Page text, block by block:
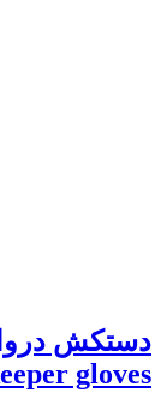
دستکش
gloves